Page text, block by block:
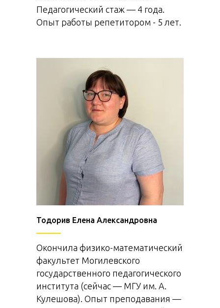
Педагогический стаж — 4 года.
Опыт работы репетитором - 5 лет.
Тодорив Елена Александровна
Окончила физико-математический
факультет Могилевского
государственного педагогического
института (сейчас — МГУ им. А.
Кулешова). Опыт преподавания —